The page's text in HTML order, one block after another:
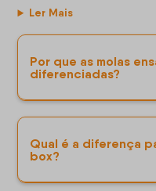
Ler Mais
Por que as molas
diferenciadas?
Qual é a diferença
box?